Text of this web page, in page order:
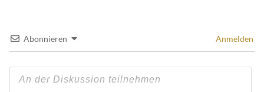
Abonnieren Anmelden